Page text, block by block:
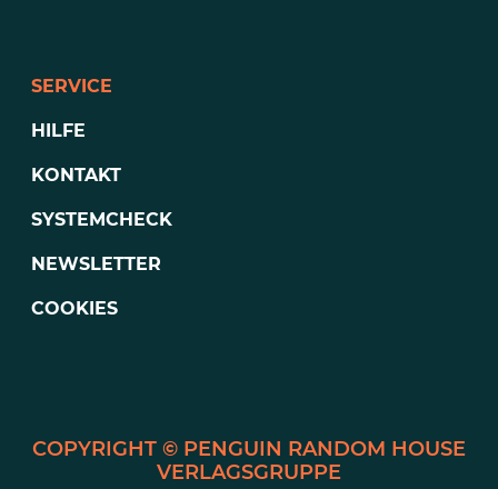
SERVICE
HILFE
KONTAKT
SYSTEMCHECK
NEWSLETTER
COOKIES
PENGUIN RANDOM HOUSE
VERLAGSGRUPPE